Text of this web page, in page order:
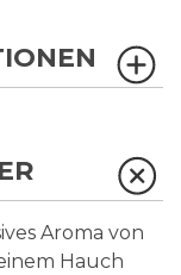
Aroma von
Hauch